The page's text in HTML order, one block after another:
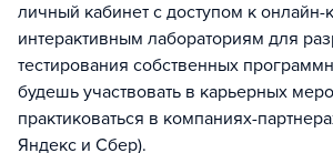
личный кабинет с доступом к онлайн-
интерактивным лабораториям для
тестирования собственных
будешь участвовать в карьерных
практиковаться в компаниях-
Яндекс и Сбер).